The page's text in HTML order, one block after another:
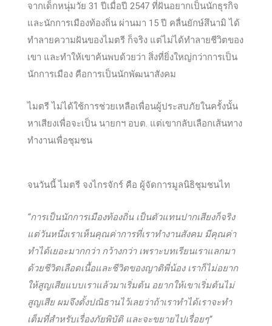
จากเด็กหนุ่มวัย 31 ปีเมื่อปี 2547 ที่ฝันอยากเป็นนักธุรกิจ
และนักการเมืองท้องถิ่น ผ่านมา 15 ปี คลื่นยักษ์สึนามิ ได้
ทำลายความฝันของไมตรี ก็จริง แต่ไม่ได้ทำลายชีวิตของ
เขา และทำให้เขาค้นพบด้วยว่า สิ่งที่ยิ่งใหญ่กว่าการเป็น
นักการเมือง คือการเป็นนักพัฒนาสังคม
ไมตรี ไม่ได้ใช้การช่วยเหลือเพื่อนผู้ประสบภัยในครั้งนั้น
หาเสียงเพื่อจะเป็น นายกฯ อบต. แต่เขากลับเลือกเส้นทาง
ทำงานเพื่อชุมชน
จนวันนี้ ไมตรี จงไกรจักร์ คือ ผู้จัดการมูลนิธิชุมชนไท
“การเป็นนักการเมืองท้องถิ่น เป็นตัวแทนปากเสียงก็จริง
แต่วันหนึ่งเราเห็นคุณค่าการที่เราทำงานสังคม มีคุณค่า
ทำได้เยอะมากกว่า กว้างกว่า เพราะบทเรียนเราแลกมา
ด้วยชีวิตเลือดเนื้อและชีวิตของญาติพี่น้อง เราก็ไม่อยาก
ให้สูญเสียแบบเราแล้วมาเริ่มต้น อยากให้เขาเริ่มต้นไม่
สูญเสีย ผมจึงตั้งปณิธานไว้เลยว่าถ้าเราทำได้เราจะทำ
เต็มที่สำหรับเรื่องภัยพิบัติ และจะขยายไปเรื่อยๆ”